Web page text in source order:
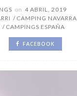
on 4 ABRIL, 2019
CAMPING NAVARRA
CAMPINGS ESPAÑA
FACEBOOK